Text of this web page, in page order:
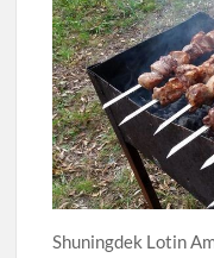
Shuningdek Lotin